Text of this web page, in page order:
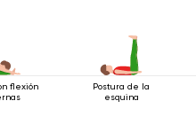
flexión
Postura de la
esquina